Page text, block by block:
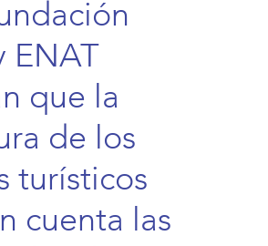
ENAT
que la
de los
turísticos
cuenta las